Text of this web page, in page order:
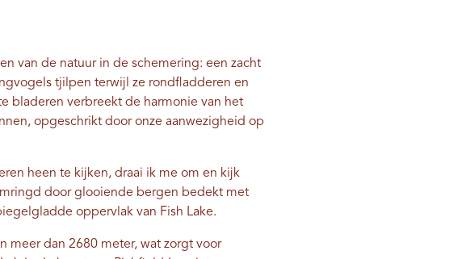
van de natuur in de schemering: een zacht
tjilpen terwijl ze rondfladderen en
bladeren verbreekt de harmonie van het
opgeschrikt door onze aanwezigheid op
heen te kijken, draai ik me om en kijk
door glooiende bergen bedekt met
oppervlak van Fish Lake.
meer dan 2680 meter, wat zorgt voor